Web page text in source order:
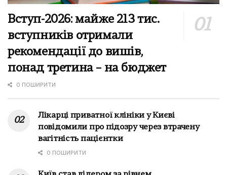
Вступ-2026: майже 213 тис.
вступників отримали
рекомендації до вишів,
понад третина – на бюджет
0 ПОШИРИТИ
Лікарці приватної клініки у Києві
повідомили про підозру через втрачену
вагітність пацієнтки
0 ПОШИРИТИ